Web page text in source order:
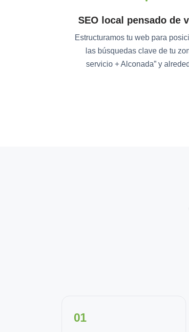
SEO local pensado de
Estructuramos tu web para
las búsquedas clave de tu
servicio + Alconada” y
01